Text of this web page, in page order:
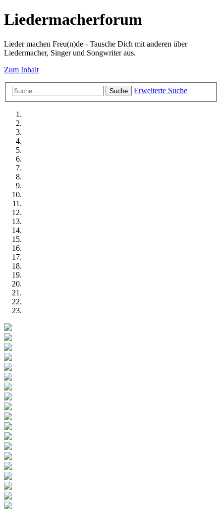
Liedermacherforum
Lieder machen Freu(n)de - Tausche Dich mit anderen über
Liedermacher, Singer und Songwriter aus.
Zum Inhalt
Suche Erweiterte Suche